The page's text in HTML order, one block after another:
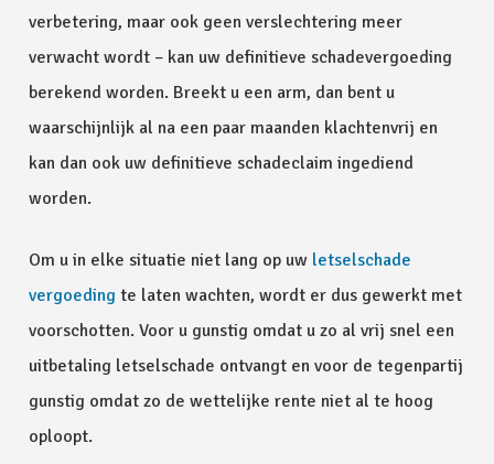
verbetering, maar ook geen verslechtering meer
verwacht wordt – kan uw definitieve schadevergoeding
berekend worden. Breekt u een arm, dan bent u
waarschijnlijk al na een paar maanden klachtenvrij en
kan dan ook uw definitieve schadeclaim ingediend
worden.
Om u in elke situatie niet lang op uw letselschade
vergoeding te laten wachten, wordt er dus gewerkt met
voorschotten. Voor u gunstig omdat u zo al vrij snel een
uitbetaling letselschade ontvangt en voor de tegenpartij
gunstig omdat zo de wettelijke rente niet al te hoog
oploopt.